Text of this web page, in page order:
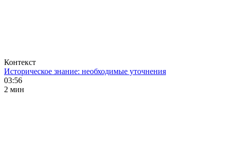
Контекст
Историческое знание: необходимые уточнения
03:56
2 мин